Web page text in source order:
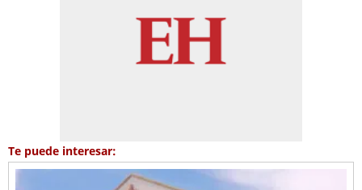
Te puede interesar: